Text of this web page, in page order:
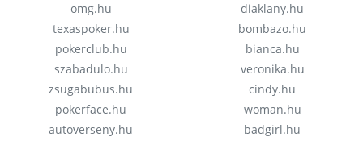
omg.hu
texaspoker.hu
pokerclub.hu
szabadulo.hu
zsugabubus.hu
pokerface.hu
autoverseny.hu
diaklany.hu
bombazo.hu
bianca.hu
veronika.hu
cindy.hu
woman.hu
badgirl.hu